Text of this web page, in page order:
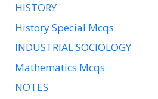
HISTORY
History Special Mcqs
INDUSTRIAL SOCIOLOGY
Mathematics Mcqs
NOTES